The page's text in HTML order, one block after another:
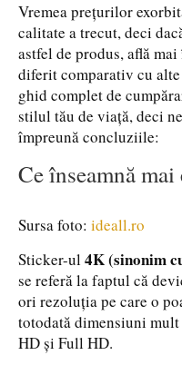
Vremea prețurilor
calitate a trecut, deci
astfel de produs, află
diferit comparativ cu
ghid complet de
stilul tău de viață, deci
împreună concluziile:
Ce înseamnă
Sursa foto: ideall.ro
Sticker-ul 4K (sinonim
se referă la faptul că
ori rezoluția pe care o
totodată dimensiuni
HD și Full HD.